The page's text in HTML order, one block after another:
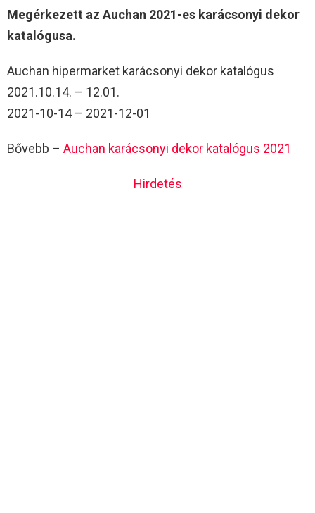
Megérkezett az Auchan 2021-es karácsonyi dekor
katalógusa.
Auchan hipermarket karácsonyi dekor katalógus
2021.10.14. – 12.01.
2021-10-14 – 2021-12-01
Bővebb – Auchan karácsonyi dekor katalógus 2021
Hirdetés